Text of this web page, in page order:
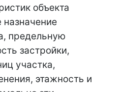
объекта
назначение
предельную
застройки,
участка,
этажность и